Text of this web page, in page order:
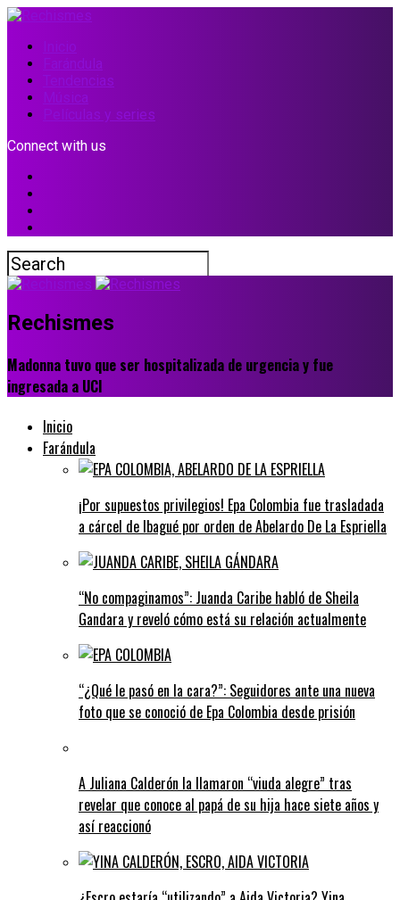
Inicio
Farándula
Tendencias
Música
Películas y series
Connect with us
Rechismes
Madonna tuvo que ser hospitalizada de urgencia y fue
ingresada a UCI
Inicio
Farándula
¡Por supuestos privilegios! Epa Colombia fue trasladada
a cárcel de Ibagué por orden de Abelardo De La Espriella
“No compaginamos”: Juanda Caribe habló de Sheila
Gandara y reveló cómo está su relación actualmente
“¿Qué le pasó en la cara?”: Seguidores ante una nueva
foto que se conoció de Epa Colombia desde prisión
A Juliana Calderón la llamaron “viuda alegre” tras
revelar que conoce al papá de su hija hace siete años y
así reaccionó